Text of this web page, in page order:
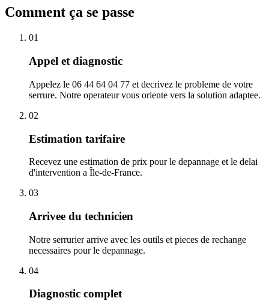
Comment ça se passe
01
Appel et diagnostic
Appelez le 06 44 64 04 77 et decrivez le probleme de votre
serrure. Notre operateur vous oriente vers la solution adaptee.
02
Estimation tarifaire
Recevez une estimation de prix pour le depannage et le delai
d'intervention a Île-de-France.
03
Arrivee du technicien
Notre serrurier arrive avec les outils et pieces de rechange
necessaires pour le depannage.
04
Diagnostic complet